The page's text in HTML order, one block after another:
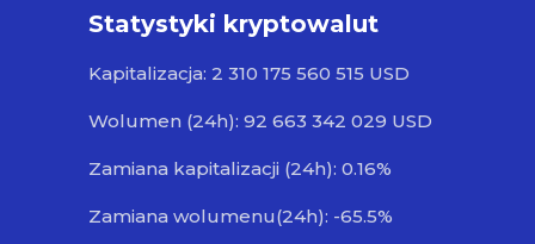
Statystyki kryptowalut
Kapitalizacja: 2 310 175 560 515 USD
Wolumen (24h): 92 663 342 029 USD
Zamiana kapitalizacji (24h): 0.16%
Zamiana wolumenu(24h): -65.5%